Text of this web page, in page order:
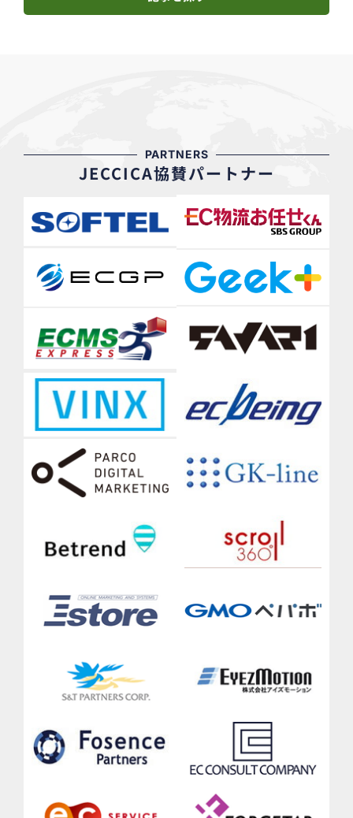
PARTNERS
JECCICA協賛パートナー